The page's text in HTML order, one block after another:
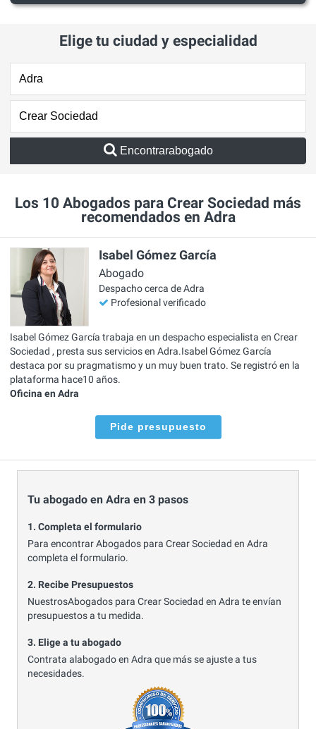
Elige tu ciudad y especialidad
Encontrarabogado
Los 10 Abogados para Crear Sociedad más
recomendados en Adra
Isabel Gómez García
Abogado
Despacho cerca de Adra
Profesional verificado
Isabel Gómez García trabaja en un despacho especialista en Crear
Sociedad , presta sus servicios en Adra.Isabel Gómez García
destaca por su pragmatismo y un muy buen trato. Se registró en la
plataforma hace10 años.
Oficina en Adra
Pide presupuesto
Tu abogado en Adra en 3 pasos
1. Completa el formulario
Para encontrar Abogados para Crear Sociedad en Adra
completa el formulario.
2. Recibe Presupuestos
NuestrosAbogados para Crear Sociedad en Adra te envían
presupuestos a tu medida.
3. Elige a tu abogado
Contrata alabogado en Adra que más se ajuste a tus
necesidades.